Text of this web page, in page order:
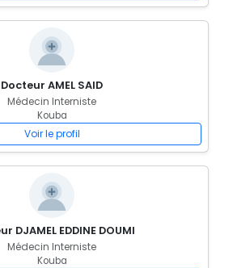
Docteur AMEL SAID
Médecin Interniste
Kouba
Voir le profil
DJAMEL EDDINE DOUMI
Médecin Interniste
Kouba